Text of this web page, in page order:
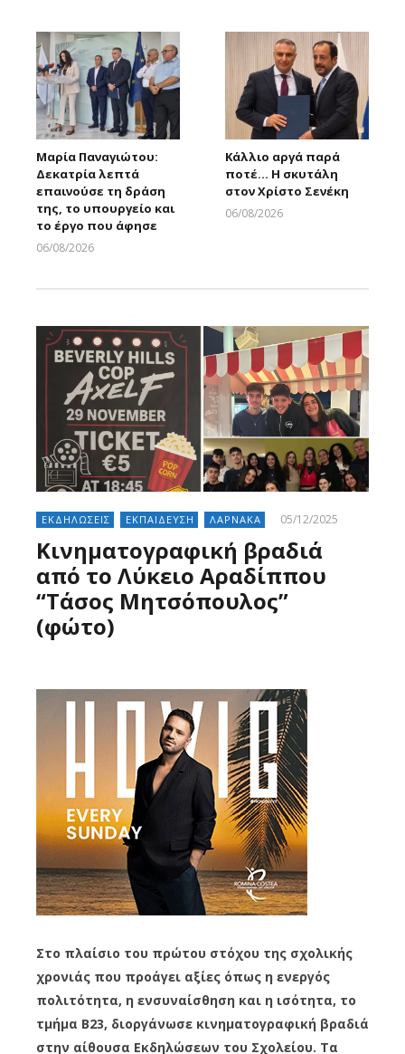
Μαρία Παναγιώτου:
Δεκατρία λεπτά
επαινούσε τη δράση
της, το υπουργείο και
το έργο που άφησε
06/08/2026
Κάλλιο αργά παρά
ποτέ… Η σκυτάλη
στον Χρίστο Σενέκη
06/08/2026
ΕΚΔΗΛΩΣΕΙΣ ΕΚΠΑΙΔΕΥΣΗ ΛΑΡΝΑΚΑ 05/12/2025
Κινηματογραφική βραδιά
από το Λύκειο Αραδίππου
“Τάσος Μητσόπουλος”
(φώτο)
Στο πλαίσιο του πρώτου στόχου της σχολικής
χρονιάς που προάγει αξίες όπως η ενεργός
πολιτότητα, η ενσυναίσθηση και η ισότητα, το
τμήμα Β23, διοργάνωσε κινηματογραφική βραδιά
στην αίθουσα Εκδηλώσεων του Σχολείου. Τα